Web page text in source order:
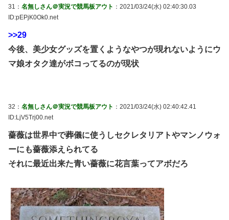
31： 名無しさん＠実況で競馬板アウト ：2021/03/24(水) 02:40:30.03
ID:pEPjK0Ok0.net
>>29
今後、美少女グッズを置くようなやつが現れないようにウ
マ娘オタク達がボコってるのが現状
32： 名無しさん＠実況で競馬板アウト ：2021/03/24(水) 02:40:42.41
ID:LjV5Trj00.net
薔薇は世界中で葬儀に使うしセクレタリアトやマンノウォ
ーにも薔薇添えられてる
それに最近出来た青い薔薇に花言葉ってアボだろ